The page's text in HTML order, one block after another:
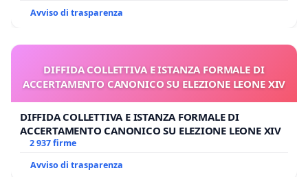
Avviso di trasparenza
DIFFIDA COLLETTIVA E ISTANZA FORMALE DI
ACCERTAMENTO CANONICO SU ELEZIONE LEONE XIV
DIFFIDA COLLETTIVA E ISTANZA FORMALE DI
ACCERTAMENTO CANONICO SU ELEZIONE LEONE XIV
2 937 firme
Avviso di trasparenza